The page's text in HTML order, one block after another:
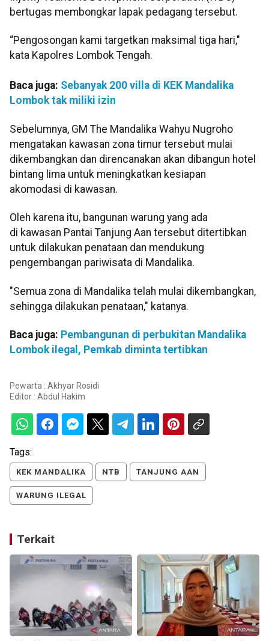
bertugas membongkar lapak pedagang tersebut.
“Pengosongan kami targetkan maksimal tiga hari,"
kata Kapolres Lombok Tengah.
Baca juga: Sebanyak 200 villa di KEK Mandalika
Lombok tak miliki izin
Sebelumnya, GM The Mandalika Wahyu Nugroho
mengatakan kawasan zona timur tersebut mulai
dikembangkan dan direncanakan akan dibangun hotel
bintang lima untuk meningkatkan kesiapan
akomodasi di kawasan.
Oleh karena itu, bangunan warung yang ada
di kawasan Pantai Tanjung Aan tersebut ditertibkan
untuk dilakukan penataan dan mendukung
pengembangan pariwisata di Mandalika.
"Semua zona di Mandalika telah mulai dikembangkan,
sehingga dilakukan penataan," katanya.
Baca juga: Pembangunan di perbukitan Mandalika
Lombok ilegal, Pemkab diminta tertibkan
Pewarta : Akhyar Rosidi
Editor : Abdul Hakim
Tags:
KEK MANDALIKA NTB TANJUNG AAN
WARUNG ILEGAL
Terkait